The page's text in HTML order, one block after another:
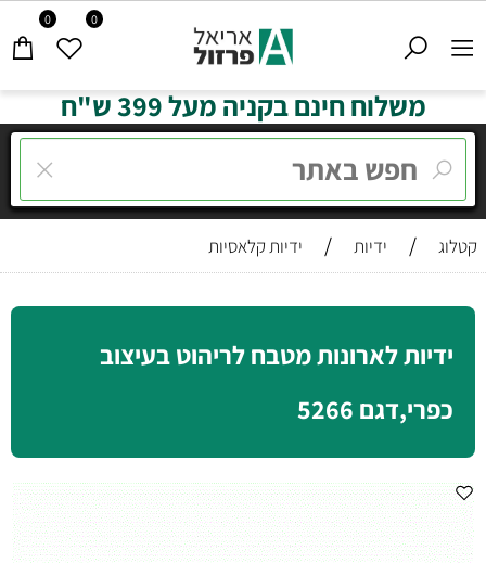
0 0
משלוח חינם בקניה מעל 399 ש"ח
קטלוג / ידיות / ידיות קלאסיות
ידיות לארונות מטבח לריהוט בעיצוב
כפרי,דגם 5266